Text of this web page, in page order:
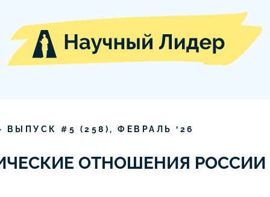
ВЫПУСК # 5 (258 ), ФЕВРАЛЬ ‘ 26
ОТНОШЕНИЯ РОССИИ